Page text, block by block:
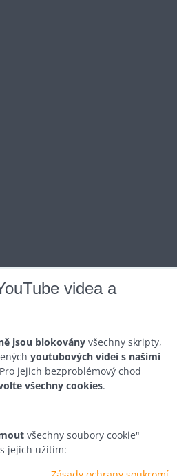
videa a
jsou blokovány všechny skripty,
youtubových videí s našimi
jejich bezproblémový chod
všechny cookies.
všechny soubory cookie"
jejich užitím: